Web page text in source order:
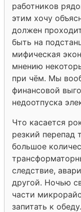
работников
этим хочу
должен
быть на
мифическая
мнению
при чём. Мы
финансовой
недоотпуска
Что касается
резкий перепад
большое
следствие,
другой. Ночью
части
запитать к